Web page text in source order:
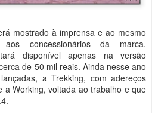
mostrado à imprensa e ao mesmo
concessionários da marca.
disponível apenas na versão
de 50 mil reais. Ainda nesse ano
a Trekking, com adereços
a Working, voltada ao trabalho e que